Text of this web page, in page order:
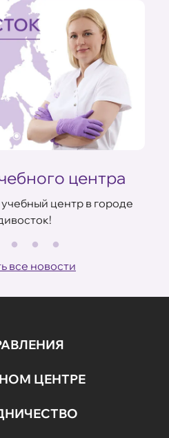
центра
центр в городе
все новости
ЦЕНТРЕ